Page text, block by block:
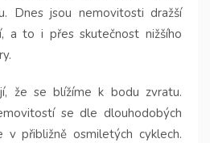
Dnes jsou nemovitosti dražší
a to i přes skutečnost nižšího
že se blížíme k bodu zvratu.
se dle dlouhodobých
v přibližně osmiletých cyklech.